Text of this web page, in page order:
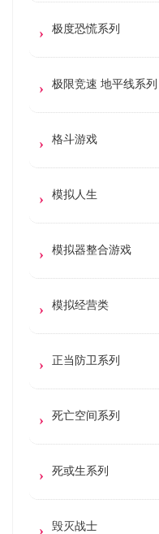
极度恐慌系列
极限竞速 地平线系列
格斗游戏
模拟人生
模拟器整合游戏
模拟经营类
正当防卫系列
死亡空间系列
死或生系列
毁灭战士